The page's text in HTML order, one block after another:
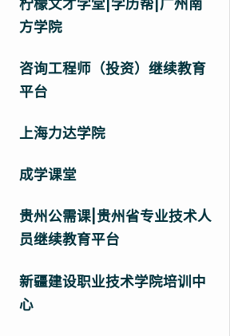
方学院
咨询工程师（投资）继续教育
平台
上海力达学院
成学课堂
贵州公需课|贵州省专业技术人
员继续教育平台
新疆建设职业技术学院培训中
心